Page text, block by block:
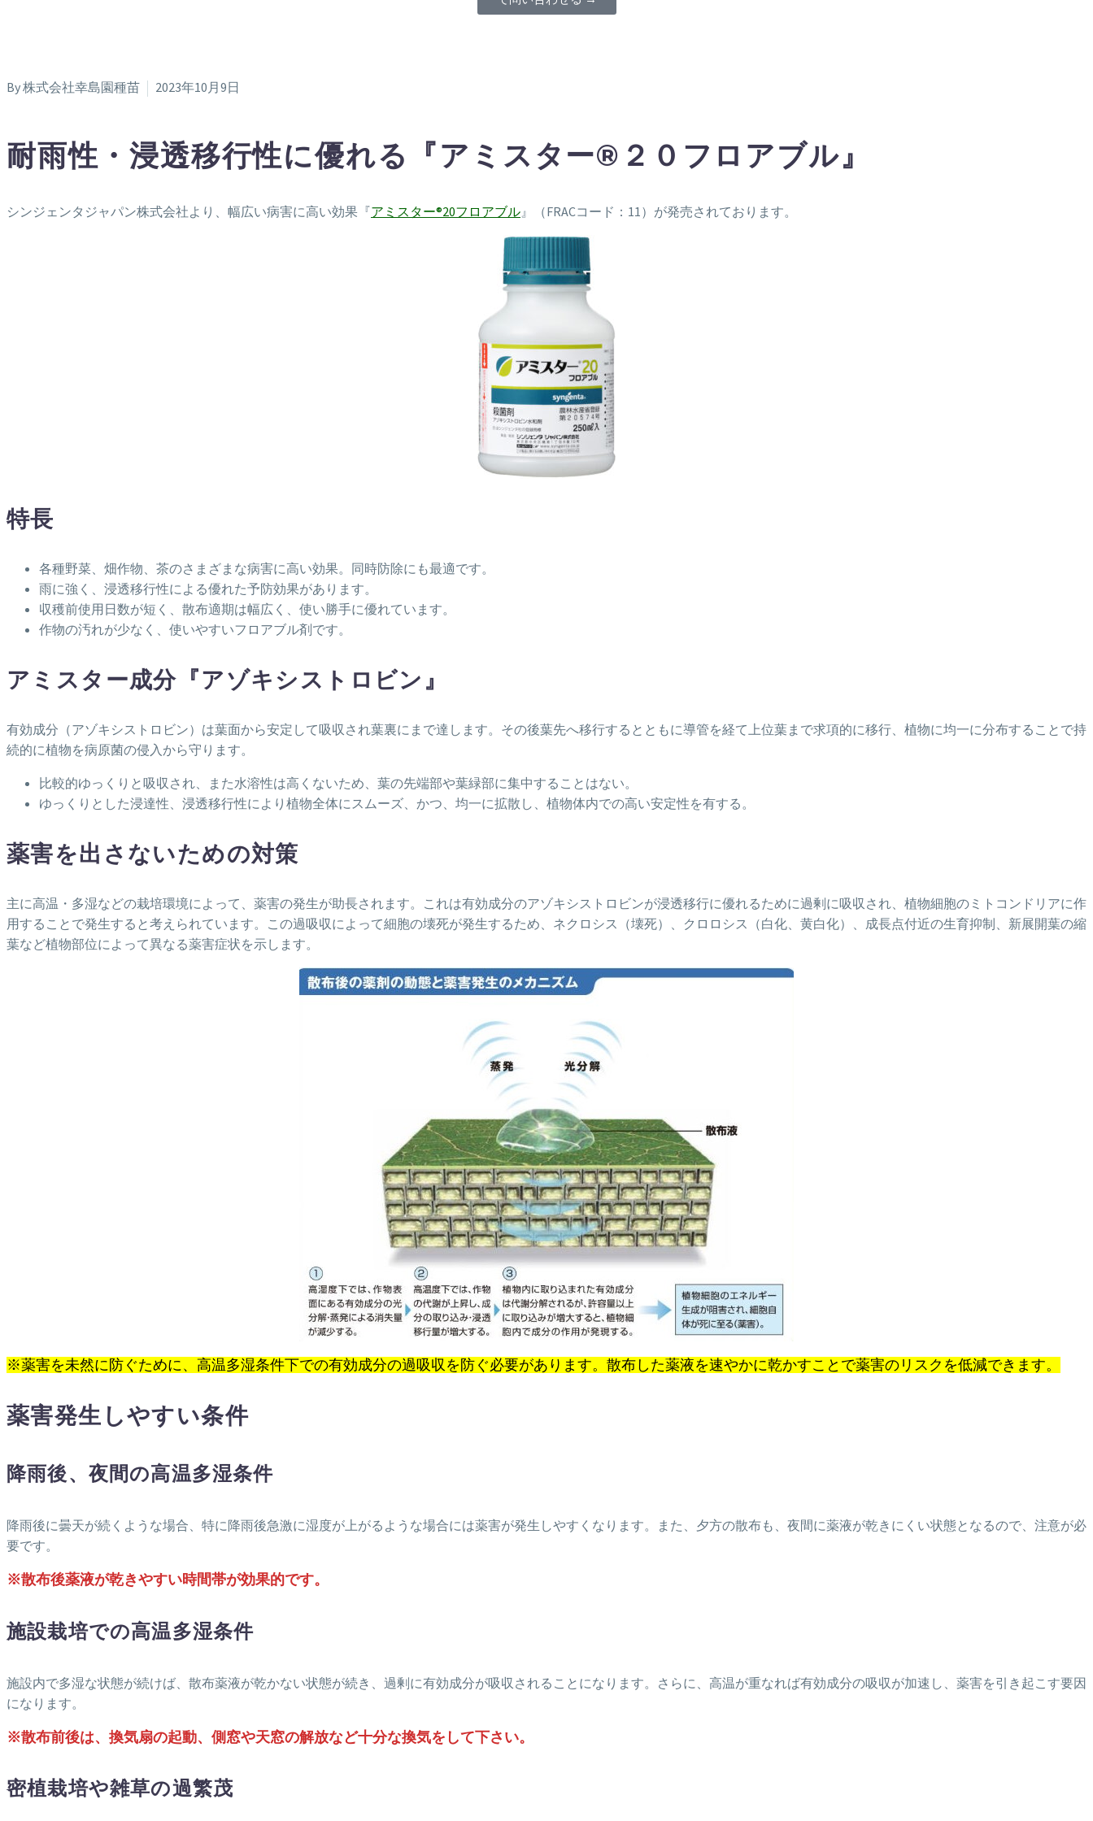
By 株式会社幸島園種苗 2023年10月9日
耐雨性・浸透移行性に優れる『アミスター®２０フロアブル』
シンジェンタジャパン株式会社より、幅広い病害に高い効果『アミスター®20フロアブル 』（FRACコード：11）が発売されております。
特長
各種野菜、畑作物、茶のさまざまな病害に高い効果。同時防除にも最適です。
雨に強く、浸透移行性による優れた予防効果があります。
収穫前使用日数が短く、散布適期は幅広く、使い勝手に優れています。
作物の汚れが少なく、使いやすいフロアブル剤です。
アミスター成分『アゾキシストロビン』
有効成分（アゾキシストロビン）は葉面から安定して吸収され葉裏にまで達します。その後葉先へ移行するとともに導管を経て上位葉まで求項的に移行、植物に均一に分布することで持
続的に植物を病原菌の侵入から守ります。
比較的ゆっくりと吸収され、また水溶性は高くないため、葉の先端部や葉緑部に集中することはない。
ゆっくりとした浸達性、浸透移行性により植物全体にスムーズ、かつ、均一に拡散し、植物体内での高い安定性を有する。
薬害を出さないための対策
主に高温・多湿などの栽培環境によって、薬害の発生が助長されます。これは有効成分のアゾキシストロビンが浸透移行に優れるために過剰に吸収され、植物細胞のミトコンドリアに作
用することで発生すると考えられています。この過吸収によって細胞の壊死が発生するため、ネクロシス（壊死）、クロロシス（白化、黄白化）、成長点付近の生育抑制、新展開葉の縮
葉など植物部位によって異なる薬害症状を示します。
※薬害を未然に防ぐために、高温多湿条件下での有効成分の過吸収を防ぐ必要があります。散布した薬液を速やかに乾かすことで薬害のリスクを低減できます。
薬害発生しやすい条件
降雨後、夜間の高温多湿条件
降雨後に曇天が続くような場合、特に降雨後急激に湿度が上がるような場合には薬害が発生しやすくなります。また、夕方の散布も、夜間に薬液が乾きにくい状態となるので、注意が必
要です。
※散布後薬液が乾きやすい時間帯が効果的です。
施設栽培での高温多湿条件
施設内で多湿な状態が続けば、散布薬液が乾かない状態が続き、過剰に有効成分が吸収されることになります。さらに、高温が重なれば有効成分の吸収が加速し、薬害を引き起こす要因
になります。
※散布前後は、換気扇の起動、側窓や天窓の解放など十分な換気をして下さい。
密植栽培や雑草の過繁茂